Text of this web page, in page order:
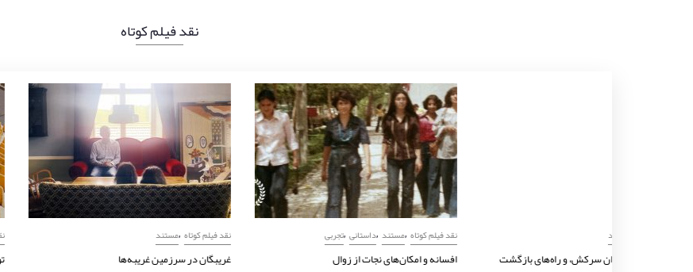
نقد فیلم کوتاه
غریبگان در سرزمین غریبه‌ها
,نقد فیلم کوتاه
افسانه‌ و امکان‌های نجات از زوال
درهای بسته، پسران سرکش، و راه‌های بازگشت
امین پاک‌پرور